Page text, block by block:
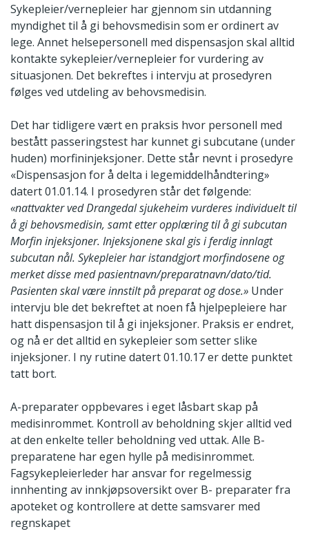
Sykepleier/vernepleier har gjennom sin utdanning
myndighet til å gi behovsmedisin som er ordinert av
lege. Annet helsepersonell med dispensasjon skal alltid
kontakte sykepleier/vernepleier for vurdering av
situasjonen. Det bekreftes i intervju at prosedyren
følges ved utdeling av behovsmedisin.
Det har tidligere vært en praksis hvor personell med
bestått passeringstest har kunnet gi subcutane (under
huden) morfininjeksjoner. Dette står nevnt i prosedyre
«Dispensasjon for å delta i legemiddelhåndtering»
datert 01.01.14. I prosedyren står det følgende:
«nattvakter ved Drangedal sjukeheim vurderes individuelt til
å gi behovsmedisin, samt etter opplæring til å gi subcutan
Morfin injeksjoner. Injeksjonene skal gis i ferdig innlagt
subcutan nål. Sykepleier har istandgjort morfindosene og
merket disse med pasientnavn/preparatnavn/dato/tid.
Pasienten skal være innstilt på preparat og dose.» Under
intervju ble det bekreftet at noen få hjelpepleiere har
hatt dispensasjon til å gi injeksjoner. Praksis er endret,
og nå er det alltid en sykepleier som setter slike
injeksjoner. I ny rutine datert 01.10.17 er dette punktet
tatt bort.
A-preparater oppbevares i eget låsbart skap på
medisinrommet. Kontroll av beholdning skjer alltid ved
at den enkelte teller beholdning ved uttak. Alle B-
preparatene har egen hylle på medisinrommet.
Fagsykepleierleder har ansvar for regelmessig
innhenting av innkjøpsoversikt over B- preparater fra
apoteket og kontrollere at dette samsvarer med
regnskapet